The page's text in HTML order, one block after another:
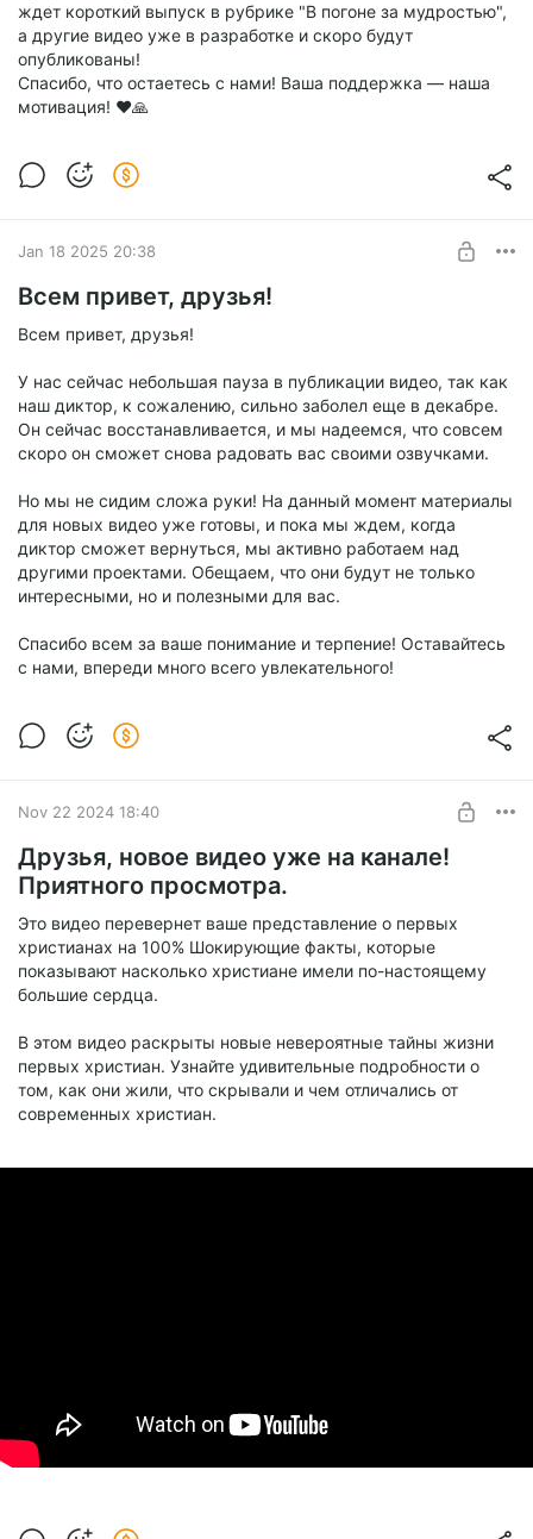
ждет короткий выпуск в рубрике "В погоне за мудростью",
а другие видео уже в разработке и скоро будут
опубликованы!
Спасибо, что остаетесь с нами! Ваша поддержка — наша
мотивация! ❤️🙏
Jan 18 2025 20:38
Всем привет, друзья!
Всем привет, друзья!
У нас сейчас небольшая пауза в публикации видео, так как
наш диктор, к сожалению, сильно заболел еще в декабре.
Он сейчас восстанавливается, и мы надеемся, что совсем
скоро он сможет снова радовать вас своими озвучками.
Но мы не сидим сложа руки! На данный момент материалы
для новых видео уже готовы, и пока мы ждем, когда
диктор сможет вернуться, мы активно работаем над
другими проектами. Обещаем, что они будут не только
интересными, но и полезными для вас.
Спасибо всем за ваше понимание и терпение! Оставайтесь
с нами, впереди много всего увлекательного!
Nov 22 2024 18:40
Друзья, новое видео уже на канале!
Приятного просмотра.
Это видео перевернет ваше представление о первых
христианах на 100% Шокирующие факты, которые
показывают насколько христиане имели по-настоящему
большие сердца.
В этом видео раскрыты новые невероятные тайны жизни
первых христиан. Узнайте удивительные подробности о
том, как они жили, что скрывали и чем отличались от
современных христиан.